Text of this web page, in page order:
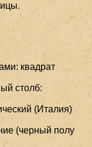
квадрат
столб:
(Италия)
(черный полу